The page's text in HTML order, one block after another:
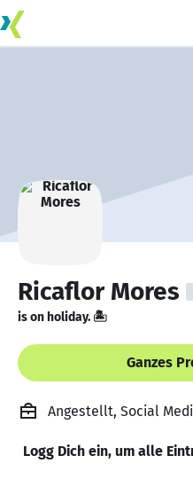
Ricaflor Mores
is on holiday. 🏝️
Ganzes
Angestellt, Social
Logg Dich ein, um alle